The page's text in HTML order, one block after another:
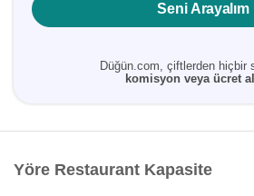
Seni Arayalım
Düğün.com, çiftlerden hiçbir
komisyon veya ücret
Yöre Restaurant Kapasite